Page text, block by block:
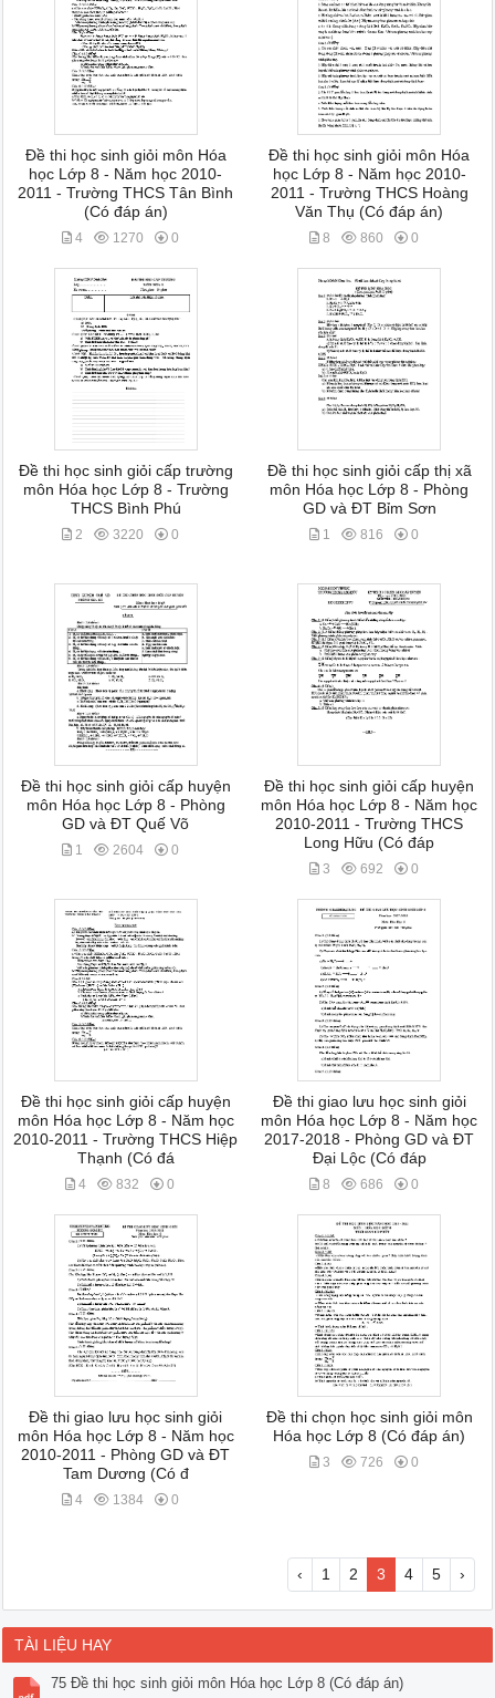
Đề thi học sinh giỏi môn Hóa
học Lớp 8 - Năm học 2010-
2011 - Trường THCS Tân Bình
(Có đáp án)
4 1270 0
Đề thi học sinh giỏi môn Hóa
học Lớp 8 - Năm học 2010-
2011 - Trường THCS Hoàng
Văn Thụ (Có đáp án)
8 860 0
Đề thi học sinh giỏi cấp trường
môn Hóa học Lớp 8 - Trường
THCS Bình Phú
2 3220 0
Đề thi học sinh giỏi cấp thị xã
môn Hóa học Lớp 8 - Phòng
GD và ĐT Bỉm Sơn
1 816 0
Đề thi học sinh giỏi cấp huyện
môn Hóa học Lớp 8 - Phòng
GD và ĐT Quế Võ
1 2604 0
Đề thi học sinh giỏi cấp huyện
môn Hóa học Lớp 8 - Năm học
2010-2011 - Trường THCS
Long Hữu (Có đáp
3 692 0
Đề thi học sinh giỏi cấp huyện
môn Hóa học Lớp 8 - Năm học
2010-2011 - Trường THCS Hiệp
Thạnh (Có đá
4 832 0
Đề thi giao lưu học sinh giỏi
môn Hóa học Lớp 8 - Năm học
2017-2018 - Phòng GD và ĐT
Đại Lộc (Có đáp
8 686 0
Đề thi giao lưu học sinh giỏi
môn Hóa học Lớp 8 - Năm học
2010-2011 - Phòng GD và ĐT
Tam Dương (Có đ
4 1384 0
Đề thi chọn học sinh giỏi môn
Hóa học Lớp 8 (Có đáp án)
3 726 0
‹ 1 2 3 4 5 ›
TÀI LIỆU HAY
75 Đề thi học sinh giỏi môn Hóa học Lớp 8 (Có đáp án)